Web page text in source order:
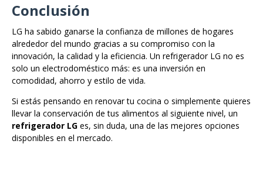
Conclusión
LG ha sabido ganarse la confianza de millones de hogares
alrededor del mundo gracias a su compromiso con la
innovación, la calidad y la eficiencia. Un refrigerador LG no es
solo un electrodoméstico más: es una inversión en
comodidad, ahorro y estilo de vida.
Si estás pensando en renovar tu cocina o simplemente quieres
llevar la conservación de tus alimentos al siguiente nivel, un
refrigerador LG es, sin duda, una de las mejores opciones
disponibles en el mercado.